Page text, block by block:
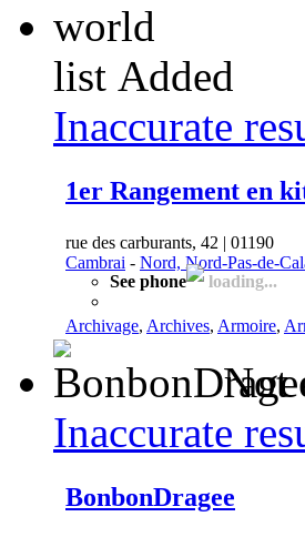
list Added
Inaccurate
1er Rangement en
rue des carburants, 42 | 01190
Cambrai - Nord, Nord-Pas-de-
See phone
loading...
Archivage, Archives, Armoire,
Not
Inaccurate
BonbonDragee